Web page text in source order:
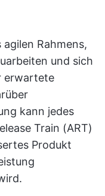
Rahmens,
und sich
erwartete
kann jedes
Train (ART)
Produkt